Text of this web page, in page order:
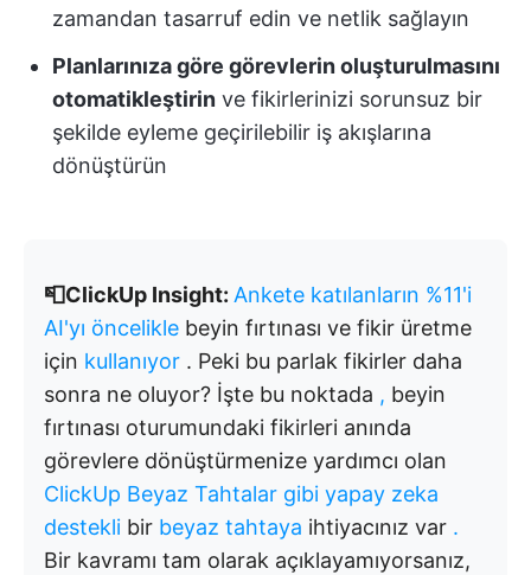
zamandan tasarruf edin ve netlik sağlayın
Planlarınıza göre görevlerin oluşturulmasını
otomatikleştirin ve fikirlerinizi sorunsuz bir
şekilde eyleme geçirilebilir iş akışlarına
dönüştürün
📮ClickUp Insight: Ankete katılanların %11'i
AI'yı öncelikle beyin fırtınası ve fikir üretme
için kullanıyor . Peki bu parlak fikirler daha
sonra ne oluyor? İşte bu noktada , beyin
fırtınası oturumundaki fikirleri anında
görevlere dönüştürmenize yardımcı olan
ClickUp Beyaz Tahtalar gibi yapay zeka
destekli bir beyaz tahtaya ihtiyacınız var .
Bir kavramı tam olarak açıklayamıyorsanız,